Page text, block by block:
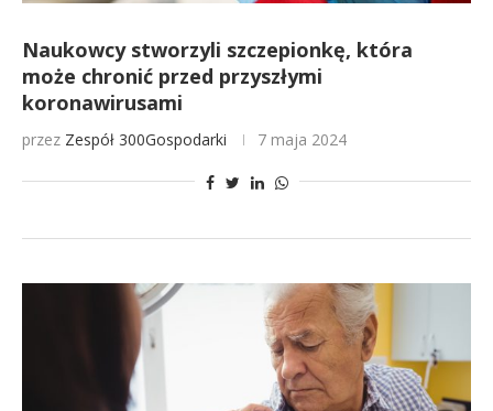
Naukowcy stworzyli szczepionkę, która
może chronić przed przyszłymi
koronawirusami
przez Zespół 300Gospodarki 7 maja 2024